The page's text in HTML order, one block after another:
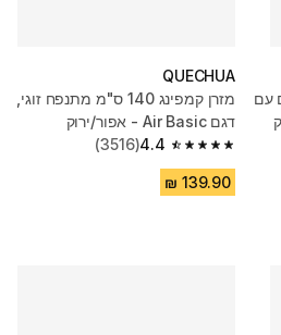
עם
QUECHUA
מזרן קמפינג 140 ס"מ מתנפח זוגי,
דגם Air Basic - אפור/ירוק
4.4
4.4 out of 5 stars from 3516 reviews
(3516)